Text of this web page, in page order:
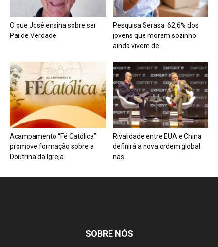
O que José ensina sobre ser
Pai de Verdade
Pesquisa Serasa: 62,6% dos
jovens que moram sozinho
ainda vivem de...
Acampamento “Fé Católica”
promove formação sobre a
Doutrina da Igreja
Rivalidade entre EUA e China
definirá a nova ordem global
nas...
SOBRE NÓS